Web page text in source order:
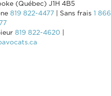
(Québec) J1H 4B5
819 822-4477 | Sans frais 1 866
819 822-4620